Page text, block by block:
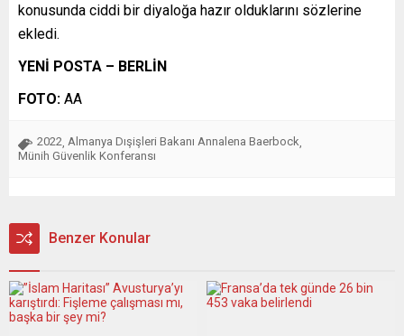
konusunda ciddi bir diyaloğa hazır olduklarını sözlerine
ekledi.
YENİ POSTA – BERLİN
FOTO: AA
2022 Almanya Dışişleri Bakanı Annalena Baerbock
Münih Güvenlik Konferansı
Benzer Konular